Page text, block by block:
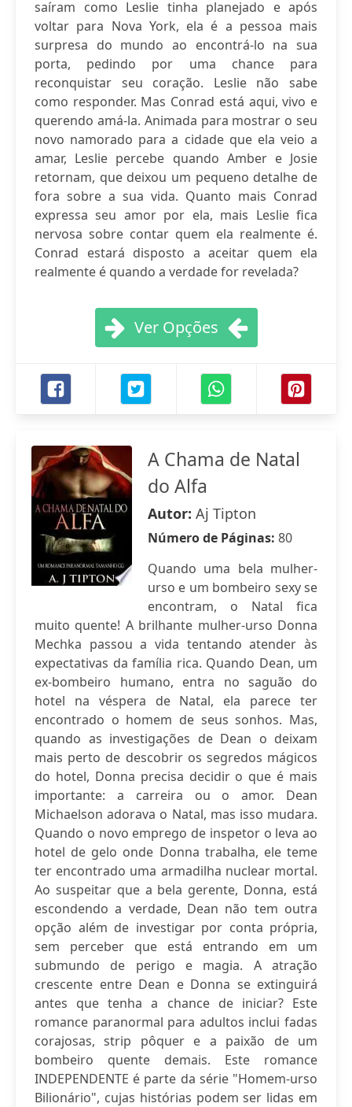
saíram como Leslie tinha planejado e após
voltar para Nova York, ela é a pessoa mais
surpresa do mundo ao encontrá-lo na sua
porta, pedindo por uma chance para
reconquistar seu coração. Leslie não sabe
como responder. Mas Conrad está aqui, vivo e
querendo amá-la. Animada para mostrar o seu
novo namorado para a cidade que ela veio a
amar, Leslie percebe quando Amber e Josie
retornam, que deixou um pequeno detalhe de
fora sobre a sua vida. Quanto mais Conrad
expressa seu amor por ela, mais Leslie fica
nervosa sobre contar quem ela realmente é.
Conrad estará disposto a aceitar quem ela
realmente é quando a verdade for revelada?
Ver Opções
A Chama de Natal
do Alfa
Autor: Aj Tipton
Número de Páginas: 80
Quando uma bela mulher-
urso e um bombeiro sexy se
encontram, o Natal fica
muito quente! A brilhante mulher-urso Donna
Mechka passou a vida tentando atender às
expectativas da família rica. Quando Dean, um
ex-bombeiro humano, entra no saguão do
hotel na véspera de Natal, ela parece ter
encontrado o homem de seus sonhos. Mas,
quando as investigações de Dean o deixam
mais perto de descobrir os segredos mágicos
do hotel, Donna precisa decidir o que é mais
importante: a carreira ou o amor. Dean
Michaelson adorava o Natal, mas isso mudara.
Quando o novo emprego de inspetor o leva ao
hotel de gelo onde Donna trabalha, ele teme
ter encontrado uma armadilha nuclear mortal.
Ao suspeitar que a bela gerente, Donna, está
escondendo a verdade, Dean não tem outra
opção além de investigar por conta própria,
sem perceber que está entrando em um
submundo de perigo e magia. A atração
crescente entre Dean e Donna se extinguirá
antes que tenha a chance de iniciar? Este
romance paranormal para adultos inclui fadas
corajosas, strip pôquer e a paixão de um
bombeiro quente demais. Este romance
INDEPENDENTE é parte da série "Homem-urso
Bilionário", cujas histórias podem ser lidas em